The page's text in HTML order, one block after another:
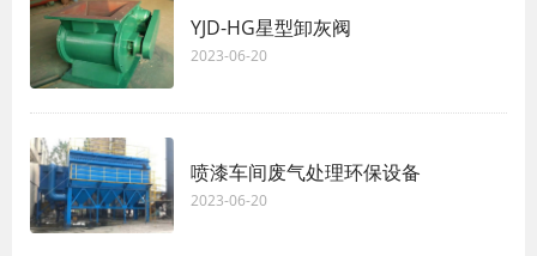
YJD-HG星型卸灰阀
2023-06-20
喷漆车间废气处理环保设备
2023-06-20